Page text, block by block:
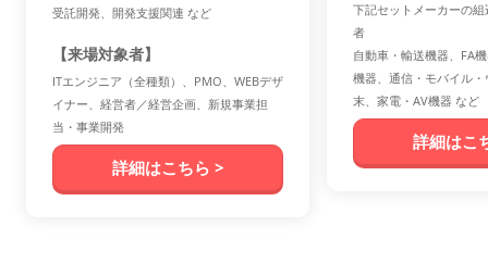
受託開発、開発支援関連 など
【来場対象者】
ITエンジニア（全種類）、PMO、WEBデザ
イナー、経営者／経営企画、新規事業担
当・事業開発
詳細はこちら >
下記セットメーカーの
者
自動車・輸送機器、FA
機器、通信・モバイル
末、家電・AV機器 など
詳細はこ